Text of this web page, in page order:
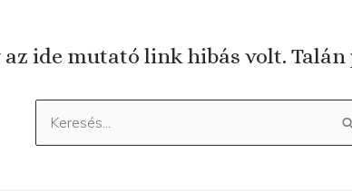
ide mutató link hibás volt.
Keresés: